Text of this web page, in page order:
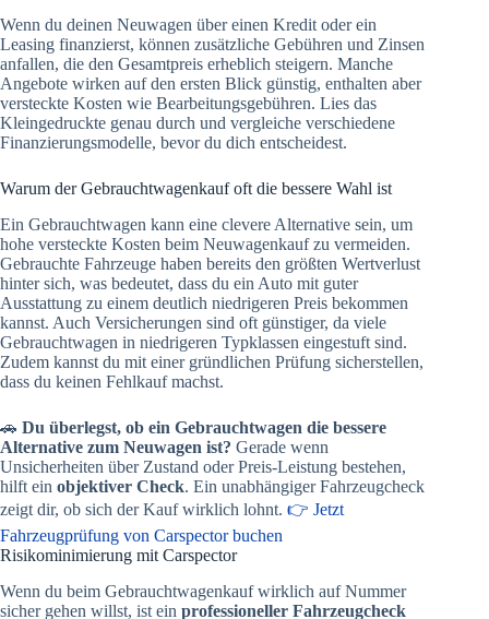
Wenn du deinen Neuwagen über einen Kredit oder ein
Leasing finanzierst, können zusätzliche Gebühren und Zinsen
anfallen, die den Gesamtpreis erheblich steigern. Manche
Angebote wirken auf den ersten Blick günstig, enthalten aber
versteckte Kosten wie Bearbeitungsgebühren. Lies das
Kleingedruckte genau durch und vergleiche verschiedene
Finanzierungsmodelle, bevor du dich entscheidest.
Warum der Gebrauchtwagenkauf oft die bessere Wahl ist
Ein Gebrauchtwagen kann eine clevere Alternative sein, um
hohe versteckte Kosten beim Neuwagenkauf zu vermeiden.
Gebrauchte Fahrzeuge haben bereits den größten Wertverlust
hinter sich, was bedeutet, dass du ein Auto mit guter
Ausstattung zu einem deutlich niedrigeren Preis bekommen
kannst. Auch Versicherungen sind oft günstiger, da viele
Gebrauchtwagen in niedrigeren Typklassen eingestuft sind.
Zudem kannst du mit einer gründlichen Prüfung sicherstellen,
dass du keinen Fehlkauf machst.
🚗 Du überlegst, ob ein Gebrauchtwagen die bessere
Alternative zum Neuwagen ist? Gerade wenn
Unsicherheiten über Zustand oder Preis-Leistung bestehen,
hilft ein objektiver Check. Ein unabhängiger Fahrzeugcheck
zeigt dir, ob sich der Kauf wirklich lohnt. 👉 Jetzt
Fahrzeugprüfung von Carspector buchen
Risikominimierung mit Carspector
Wenn du beim Gebrauchtwagenkauf wirklich auf Nummer
sicher gehen willst, ist ein professioneller Fahrzeugcheck